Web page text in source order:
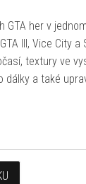
GTA her v
III, Vice City
textury ve
dálky a také
The Trilogy